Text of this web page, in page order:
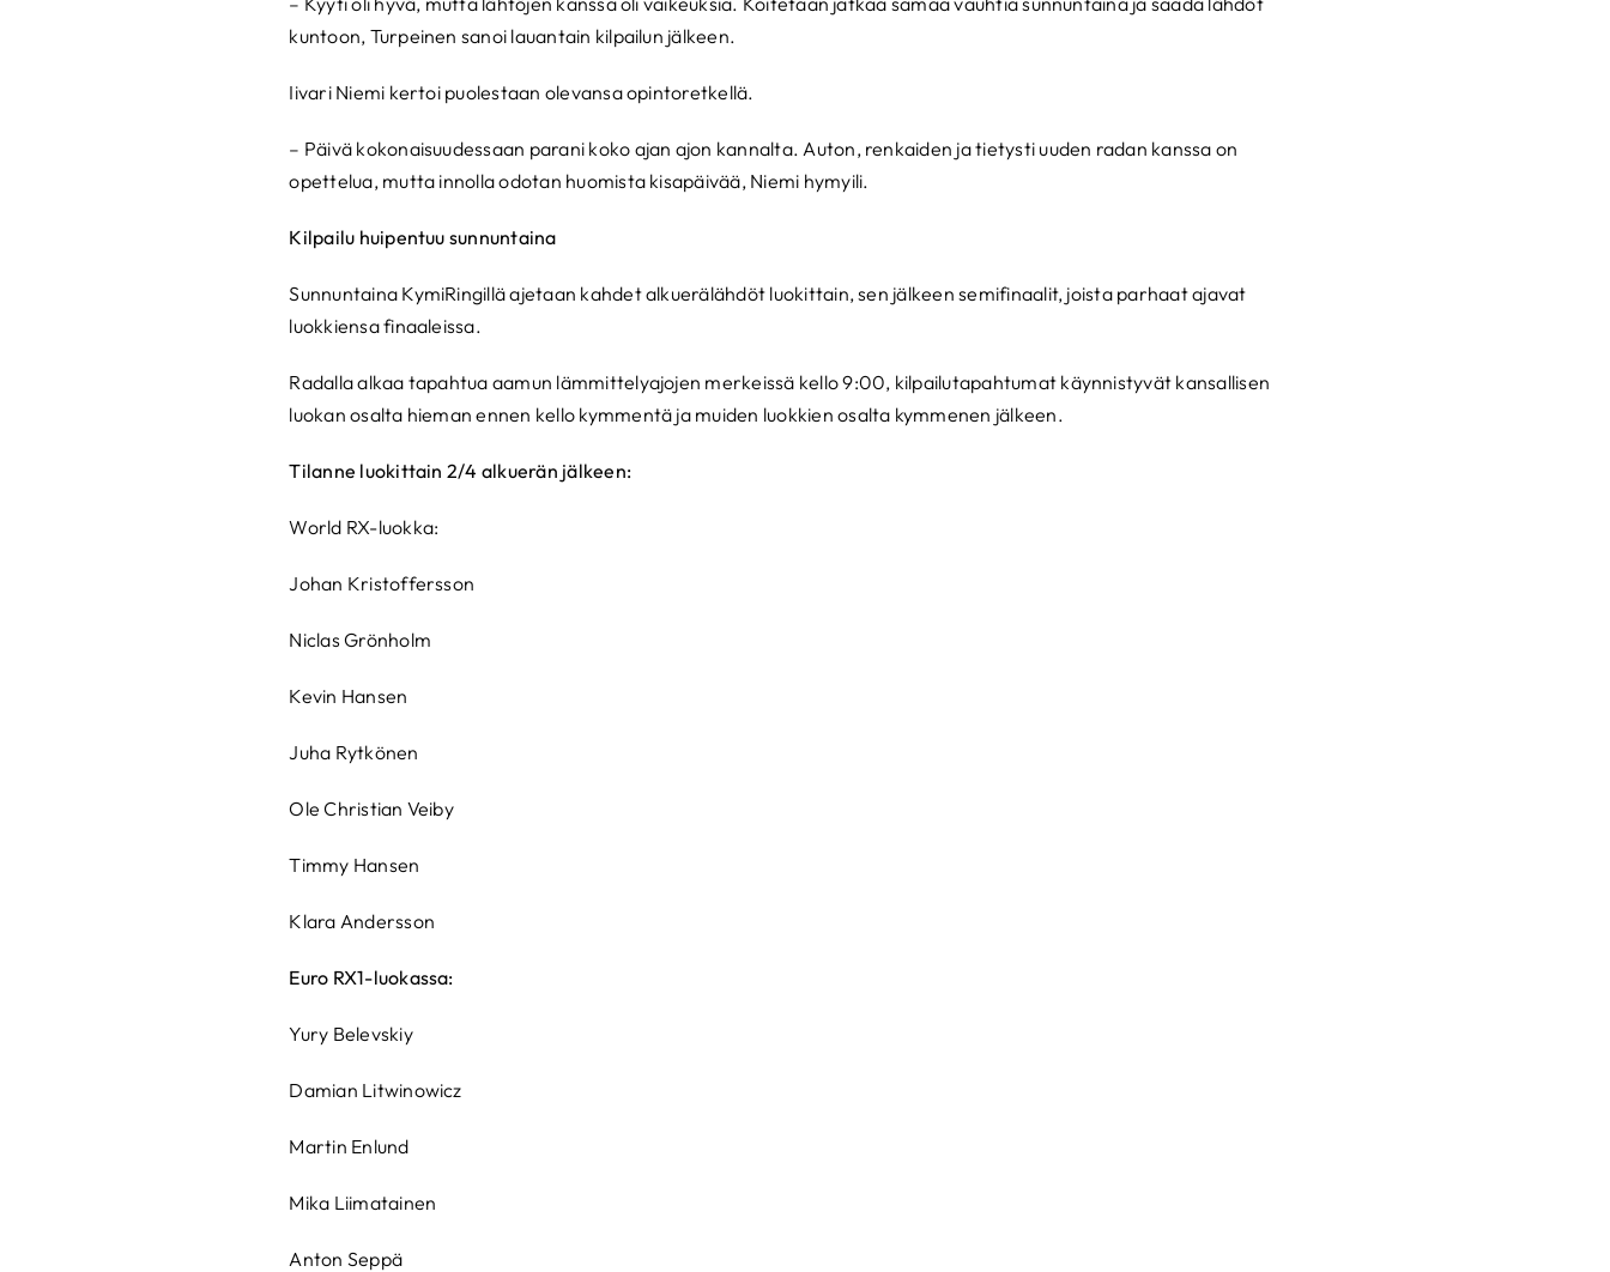
kuntoon, Turpeinen sanoi lauantain kilpailun jälkeen.
Iivari Niemi kertoi puolestaan olevansa opintoretkellä.
– Päivä kokonaisuudessaan parani koko ajan ajon kannalta. Auton, renkaiden ja tietysti uuden radan kanssa on
opettelua, mutta innolla odotan huomista kisapäivää, Niemi hymyili.
Kilpailu huipentuu sunnuntaina
Sunnuntaina KymiRingillä ajetaan kahdet alkuerälähdöt luokittain, sen jälkeen semifinaalit, joista parhaat ajavat
luokkiensa finaaleissa.
Radalla alkaa tapahtua aamun lämmittelyajojen merkeissä kello 9:00, kilpailutapahtumat käynnistyvät kansallisen
luokan osalta hieman ennen kello kymmentä ja muiden luokkien osalta kymmenen jälkeen.
Tilanne luokittain 2/4 alkuerän jälkeen:
World RX-luokka:
Johan Kristoffersson
Niclas Grönholm
Kevin Hansen
Juha Rytkönen
Ole Christian Veiby
Timmy Hansen
Klara Andersson
Euro RX1-luokassa:
Yury Belevskiy
Damian Litwinowicz
Martin Enlund
Mika Liimatainen
Anton Seppä